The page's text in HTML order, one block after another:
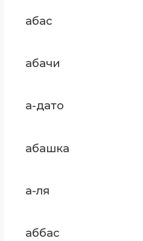
абас
абачи
а-дато
абашка
а-ля
аббас